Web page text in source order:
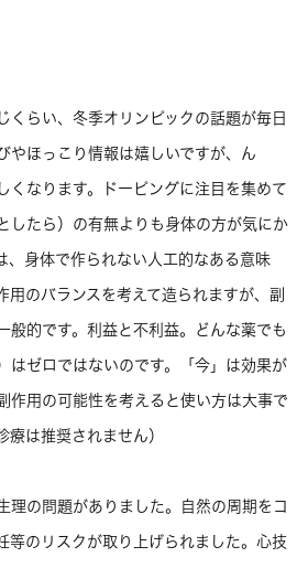
くらい、冬季オリンピックの話題が毎日
やほっこり情報は嬉しいですが、ん
くなります。ドーピングに注目を集めて
したら）の有無よりも身体の方が気にか
、身体で作られない人工的なある意味
用のバランスを考えて造られますが、副
般的です。利益と不利益。どんな薬でも
ゼロではないのです。「今」は効果が
作用の可能性を考えると使い方は大事で
療は推奨されません）
理の問題がありました。自然の周期をコ
等のリスクが取り上げられました。心技